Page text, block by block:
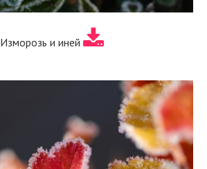
Изморозь и иней